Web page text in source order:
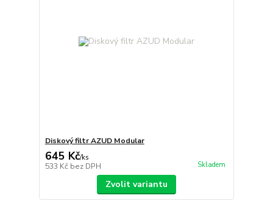
Diskový filtr AZUD Modular
645 Kč/ks
533 Kč bez DPH Skladem
Zvolit variantu